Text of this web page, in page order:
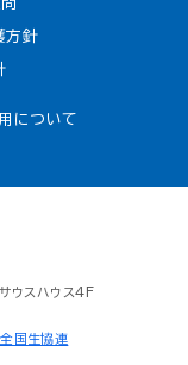
方針
について
スハウス4F
国生協連